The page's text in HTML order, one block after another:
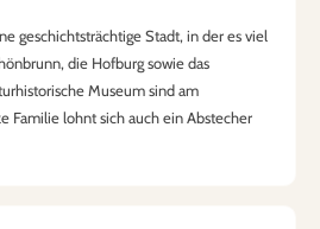
geschichtsträchtige Stadt, in der es viel
die Hofburg sowie das
Museum sind am
Familie lohnt sich auch ein Abstecher